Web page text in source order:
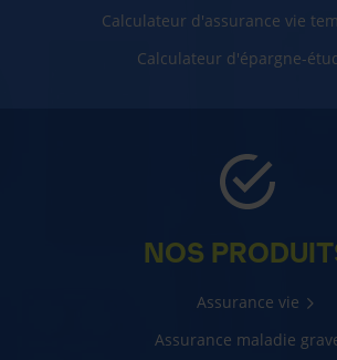
Calculateur d'assurance vie
Calculateur d'épargne-
NOS
Assurance vie
Assurance maladie